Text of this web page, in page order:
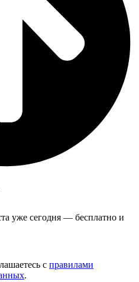
уже сегодня — бесплатно и
с правилами
.